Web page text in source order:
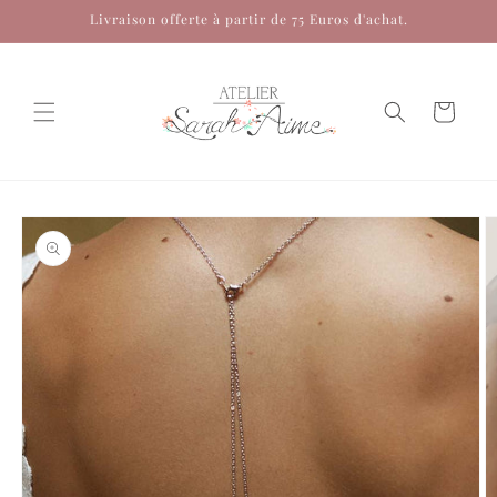
au
Livraison offerte à partir de 75 Euros d'achat.
Panier
Passer aux
informations
produits